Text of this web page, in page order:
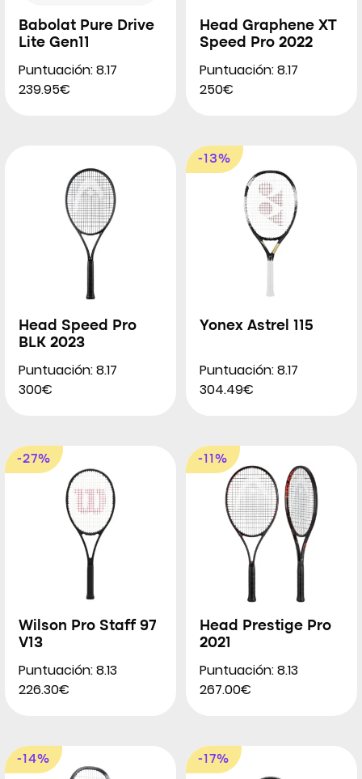
Babolat Pure Drive
Lite Gen11
Puntuación: 8.17
239.95€
Head Graphene XT
Speed Pro 2022
Puntuación: 8.17
250€
Head Speed Pro
BLK 2023
Puntuación: 8.17
300€
-13%
Yonex Astrel 115
Puntuación: 8.17
304.49€
-27%
Wilson Pro Staff 97
V13
Puntuación: 8.13
226.30€
-11%
Head Prestige Pro
2021
Puntuación: 8.13
267.00€
-14% -17%